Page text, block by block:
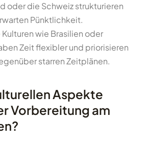
oder die Schweiz strukturieren
Pünktlichkeit.
wie Brasilien oder
Zeit flexibler und priorisieren
starren Zeitplänen.
Aspekte
Vorbereitung am